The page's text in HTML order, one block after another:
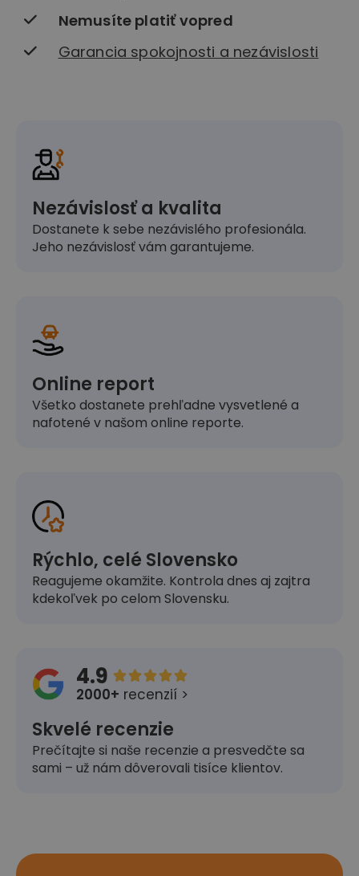
Nemusíte platiť vopred
Garancia spokojnosti a nezávislosti
Nezávislosť a kvalita
Dostanete k sebe nezávislého profesionála.
Jeho nezávislosť vám garantujeme.
Online report
Všetko dostanete prehľadne vysvetlené a
nafotené v našom online reporte.
Rýchlo, celé Slovensko
Reagujeme okamžite. Kontrola dnes aj zajtra
kdekoľvek po celom Slovensku.
4.9 
2000+ recenzií >
Skvelé recenzie
Prečítajte si naše recenzie a presvedčte sa
sami – už nám dôverovali tisíce klientov.